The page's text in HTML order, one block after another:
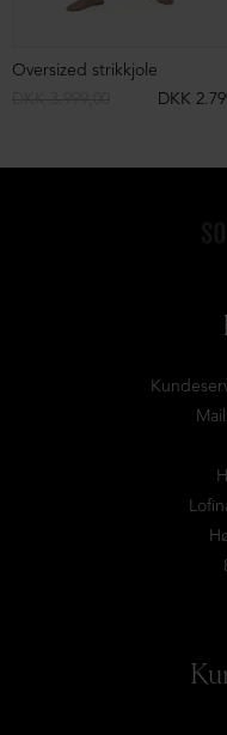
Oversized strikkjole
DKK
Mail: